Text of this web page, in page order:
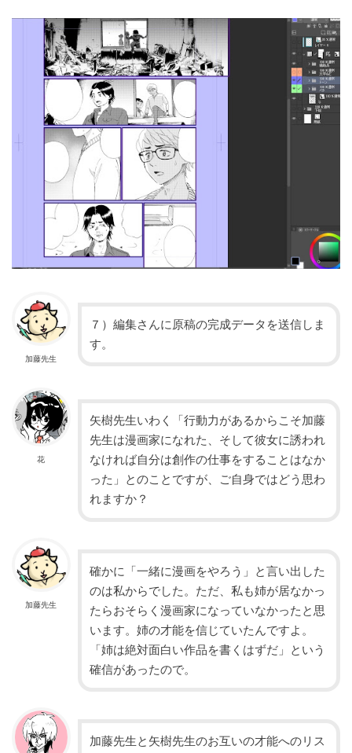
加藤先生
７）編集さんに原稿の完成データを送信しま
す。
花
矢樹先生いわく「行動力があるからこそ加藤
先生は漫画家になれた、そして彼女に誘われ
なければ自分は創作の仕事をすることはなか
った」とのことですが、ご自身ではどう思わ
れますか？
加藤先生
確かに「一緒に漫画をやろう」と言い出した
のは私からでした。ただ、私も姉が居なかっ
たらおそらく漫画家になっていなかったと思
います。姉の才能を信じていたんですよ。
「姉は絶対面白い作品を書くはずだ」という
確信があったので。
加藤先生と矢樹先生のお互いの才能へのリス